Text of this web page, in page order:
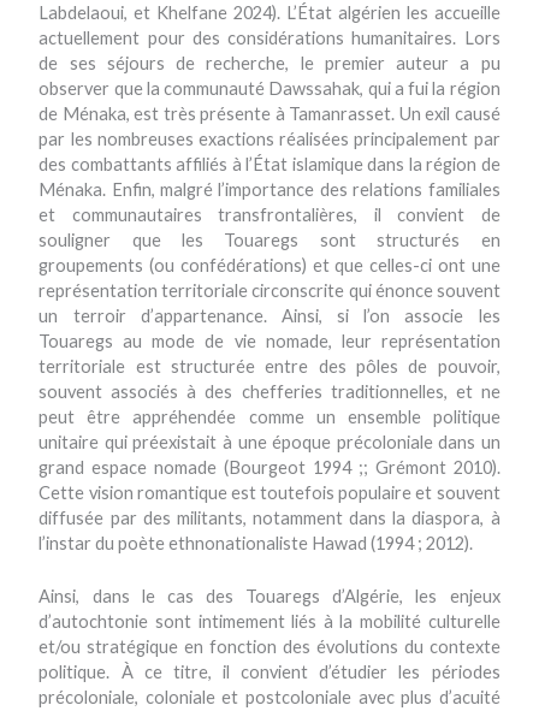
Labdelaoui, et Khelfane 2024). L’État algérien les accueille
actuellement pour des considérations humanitaires. Lors
de ses séjours de recherche, le premier auteur a pu
observer que la communauté Dawssahak, qui a fui la région
de Ménaka, est très présente à Tamanrasset. Un exil causé
par les nombreuses exactions réalisées principalement par
des combattants affiliés à l’État islamique dans la région de
Ménaka. Enfin, malgré l’importance des relations familiales
et communautaires transfrontalières, il convient de
souligner que les Touaregs sont structurés en
groupements (ou confédérations) et que celles-ci ont une
représentation territoriale circonscrite qui énonce souvent
un terroir d’appartenance. Ainsi, si l’on associe les
Touaregs au mode de vie nomade, leur représentation
territoriale est structurée entre des pôles de pouvoir,
souvent associés à des chefferies traditionnelles, et ne
peut être appréhendée comme un ensemble politique
unitaire qui préexistait à une époque précoloniale dans un
grand espace nomade (Bourgeot 1994 ;; Grémont 2010).
Cette vision romantique est toutefois populaire et souvent
diffusée par des militants, notamment dans la diaspora, à
l’instar du poète ethnonationaliste Hawad (1994 ; 2012).
Ainsi, dans le cas des Touaregs d’Algérie, les enjeux
d’autochtonie sont intimement liés à la mobilité culturelle
et/ou stratégique en fonction des évolutions du contexte
politique. À ce titre, il convient d’étudier les périodes
précoloniale, coloniale et postcoloniale avec plus d’acuité